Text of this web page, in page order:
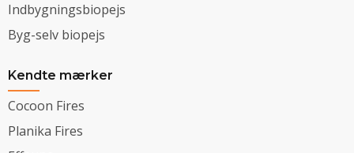
Indbygningsbiopejs
Byg-selv biopejs
Kendte mærker
Cocoon Fires
Planika Fires